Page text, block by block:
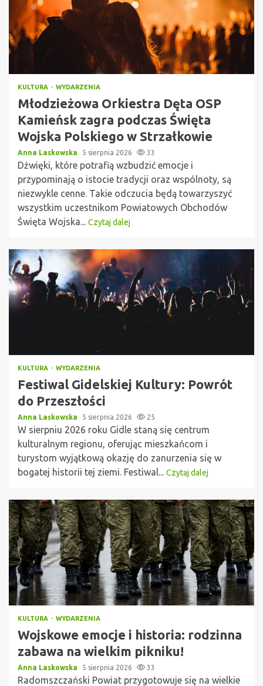
KULTURA WYDARZENIA
Młodzieżowa Orkiestra Dęta OSP
Kamieńsk zagra podczas Święta
Wojska Polskiego w Strzałkowie
Anna Laskowska 5 sierpnia 2026 33
Dźwięki, które potrafią wzbudzić emocje i
przypominają o istocie tradycji oraz wspólnoty, są
niezwykle cenne. Takie odczucia będą towarzyszyć
wszystkim uczestnikom Powiatowych Obchodów
Święta Wojska... Czytaj dalej
KULTURA WYDARZENIA
Festiwal Gidelskiej Kultury: Powrót
do Przeszłości
Anna Laskowska 5 sierpnia 2026 25
W sierpniu 2026 roku Gidle staną się centrum
kulturalnym regionu, oferując mieszkańcom i
turystom wyjątkową okazję do zanurzenia się w
bogatej historii tej ziemi. Festiwal... Czytaj dalej
KULTURA WYDARZENIA
Wojskowe emocje i historia: rodzinna
zabawa na wielkim pikniku!
Anna Laskowska 5 sierpnia 2026 33
Radomszczański Powiat przygotowuje się na wielkie